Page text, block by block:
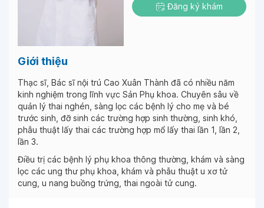
Đăng ký khám
Giới thiệu
Thạc sĩ, Bác sĩ nội trú Cao Xuân Thành đã có nhiều năm
kinh nghiệm trong lĩnh vực Sản Phụ khoa. Chuyên sâu về
quản lý thai nghén, sàng lọc các bệnh lý cho mẹ và bé
trước sinh, đỡ sinh các trường hợp sinh thường, sinh khó,
phẫu thuật lấy thai các trường hợp mổ lấy thai lần 1, lần 2,
lần 3.
Điều trị các bệnh lý phụ khoa thông thường, khám và sàng
lọc các ung thư phụ khoa, khám và phẫu thuật u xơ tử
cung, u nang buồng trứng, thai ngoài tử cung.